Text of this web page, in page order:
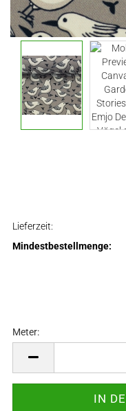
Lieferzeit:
Mindestbestellmenge:
Meter: